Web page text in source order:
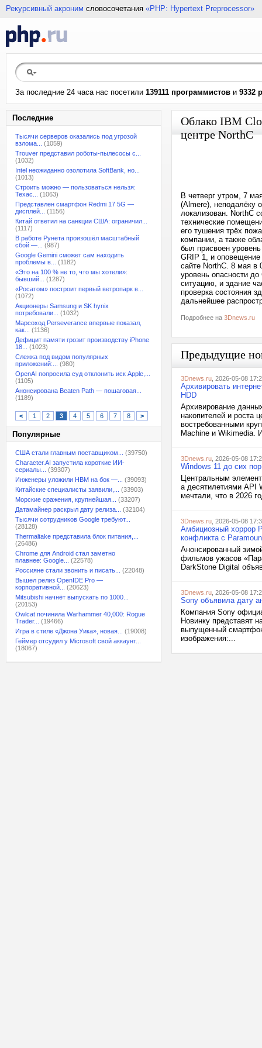
Рекурсивный акроним словосочетания «PHP: Hypertext Preprocessor»
За последние 24 часа нас посетили 139111 программистов и 9332
Последние
Тысячи серверов оказались под угрозой
взлома...
(1059)
Trouver представил роботы-пылесосы с...
(1032)
Intel неожиданно озолотила SoftBank, но...
(1013)
Строить можно — пользоваться нельзя:
Техас...
(1063)
Представлен смартфон Redmi 17 5G —
дисплей...
(1156)
Китай ответил на санкции США: ограничил...
(1117)
В работе Рунета произошёл масштабный
сбой —...
(987)
Google Gemini сможет сам находить
проблемы в...
(1182)
«Это на 100 % не то, что мы хотели»:
бывший...
(1287)
«Росатом» построит первый ветропарк в...
(1072)
Акционеры Samsung и SK hynix
потребовали...
(1032)
Марсоход Perseverance впервые показал,
как...
(1136)
Дефицит памяти грозит производству iPhone
18...
(1023)
Слежка под видом популярных
приложений:...
(980)
OpenAI попросила суд отклонить иск Apple,...
(1105)
Анонсирована Beaten Path — пошаговая...
(1189)
< 1 2 3 4 5 6 7 8 >
Популярные
США стали главным поставщиком...
(39750)
Character.AI запустила короткие ИИ-
сериалы...
(39307)
Инженеры уложили HBM на бок —...
(39093)
Китайские специалисты заявили,...
(33903)
Морские сражения, крупнейшая...
(33207)
Датамайнер раскрыл дату релиза...
(32104)
Тысячи сотрудников Google требуют...
(28128)
Thermaltake представила блок питания,...
(26486)
Chrome для Android стал заметно
плавнее: Google...
(22578)
Россияне стали звонить и писать...
(22048)
Вышел релиз OpenIDE Pro —
корпоративной...
(20623)
Mitsubishi начнёт выпускать по 1000...
(20153)
Owlcat починила Warhammer 40,000: Rogue
Trader...
(19466)
Игра в стиле «Джона Уика», новая...
(19008)
Геймер отсудил у Microsoft свой аккаунт...
(18067)
Облако IBM
центре NorthC
В четверг утром, 7
(Almere), неподалёку
локализован. NorthC
технические
его тушения трёх
компании, а также
был присвоен
GRIP 1, и
сайте NorthC. 8 мая в
уровень опасности
ситуацию, и здание
проверка состояния
дальнейшее
Подробнее на 3Dnews.ru
Предыдущие
3Dnews.ru , 2026-05-08
Архивировать
HDD
Архивирование
накопителей и роста
востребованными
Machine и Wikimedia.
3Dnews.ru , 2026-05-08
Windows 11 до сих
Центральным
а десятилетиями API
мечтали, что в 2026
3Dnews.ru , 2026-05-08
Амбициозный хоррор
конфликта с
Анонсированный
фильмов ужасов
DarkStone Digital
3Dnews.ru , 2026-05-08
Sony объявила дату
Компания Sony
Новинку представят
выпущенный
изображения:...